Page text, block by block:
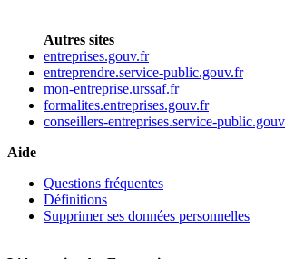
Autres sites
entreprises.gouv.fr
entreprendre.service-public.gouv.fr
mon-entreprise.urssaf.fr
formalites.entreprises.gouv.fr
conseillers-entreprises.service-
Aide
Questions fréquentes
Définitions
Supprimer ses données personnelles